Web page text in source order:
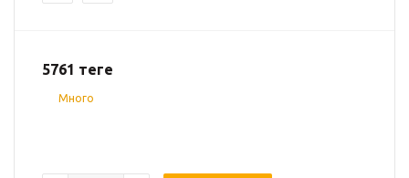
5761 теңге
Много